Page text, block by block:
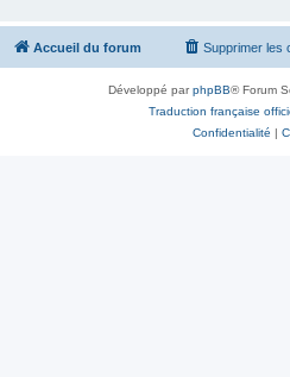
Accueil du forum Supprimer les
Développé parphpBB® Forum
Traduction française
Confidentialité |